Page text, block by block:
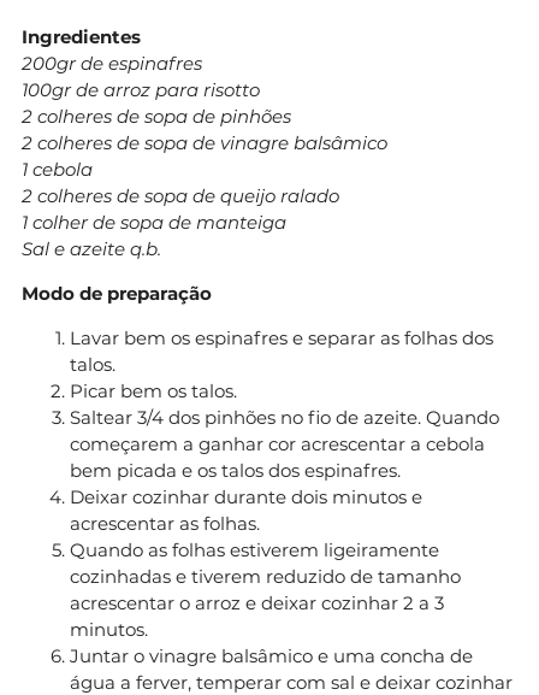
Ingredientes
200gr de espinafres
100gr de arroz para risotto
2 colheres de sopa de pinhões
2 colheres de sopa de vinagre balsâmico
1 cebola
2 colheres de sopa de queijo ralado
1 colher de sopa de manteiga
Sal e azeite q.b.
Modo de preparação
Lavar bem os espinafres e separar as folhas dos
talos.
Picar bem os talos.
Saltear 3/4 dos pinhões no fio de azeite. Quando
começarem a ganhar cor acrescentar a cebola
bem picada e os talos dos espinafres.
Deixar cozinhar durante dois minutos e
acrescentar as folhas.
Quando as folhas estiverem ligeiramente
cozinhadas e tiverem reduzido de tamanho
acrescentar o arroz e deixar cozinhar 2 a 3
minutos.
Juntar o vinagre balsâmico e uma concha de
água a ferver, temperar com sal e deixar cozinhar